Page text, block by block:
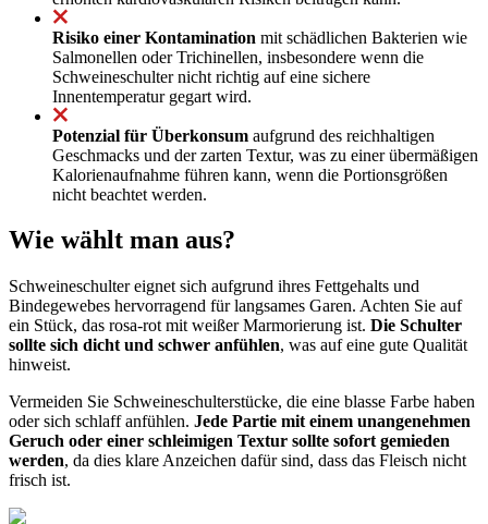
Risiko einer Kontamination mit schädlichen Bakterien wie
Salmonellen oder Trichinellen, insbesondere wenn die
Schweineschulter nicht richtig auf eine sichere
Innentemperatur gegart wird.
Potenzial für Überkonsum aufgrund des reichhaltigen
Geschmacks und der zarten Textur, was zu einer übermäßigen
Kalorienaufnahme führen kann, wenn die Portionsgrößen
nicht beachtet werden.
Wie wählt man aus?
Schweineschulter eignet sich aufgrund ihres Fettgehalts und
Bindegewebes hervorragend für langsames Garen. Achten Sie auf
ein Stück, das rosa-rot mit weißer Marmorierung ist. Die Schulter
sollte sich dicht und schwer anfühlen, was auf eine gute Qualität
hinweist.
Vermeiden Sie Schweineschulterstücke, die eine blasse Farbe haben
oder sich schlaff anfühlen. Jede Partie mit einem unangenehmen
Geruch oder einer schleimigen Textur sollte sofort gemieden
werden, da dies klare Anzeichen dafür sind, dass das Fleisch nicht
frisch ist.